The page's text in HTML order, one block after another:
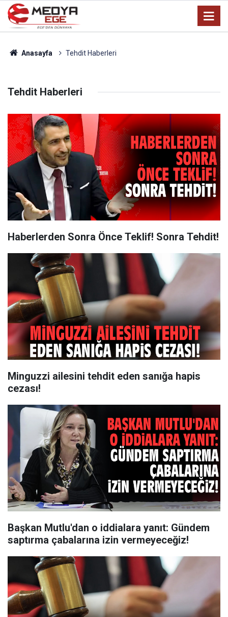
Anasayfa Tehdit Haberleri
Tehdit Haberleri
Haberlerden Sonra Önce Teklif! Sonra Tehdit!
Minguzzi ailesini tehdit eden sanığa hapis
cezası!
Başkan Mutlu'dan o iddialara yanıt: Gündem
saptırma çabalarına izin vermeyeceğiz!